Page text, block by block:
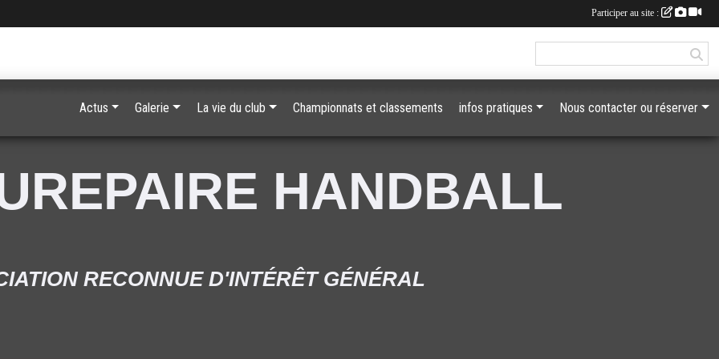
HANDBALL
RECONNUE D'INTÉRÊT GÉNÉRAL
Actus Galerie La vie du club Championnats et classements infos pratiques Nous contacter ou réserver
Participer au site :